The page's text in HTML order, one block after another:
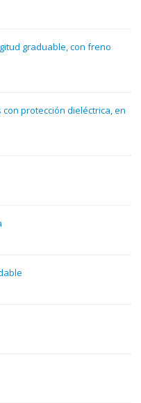
graduable, con freno
protección dieléctrica, en